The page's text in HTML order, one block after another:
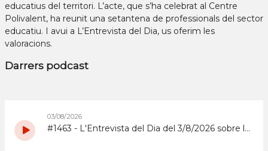
educatius del territori. L’acte, que s’ha celebrat al Centre
Polivalent, ha reunit una setantena de professionals del sector
educatiu. I avui a L’Entrevista del Dia, us oferim les
valoracions.
Darrers podcast
03/08/2026
#1463 - L'Entrevista del Dia del 3/8/2026 sobre la Copa d'Espanya de Superenduro a Abrera